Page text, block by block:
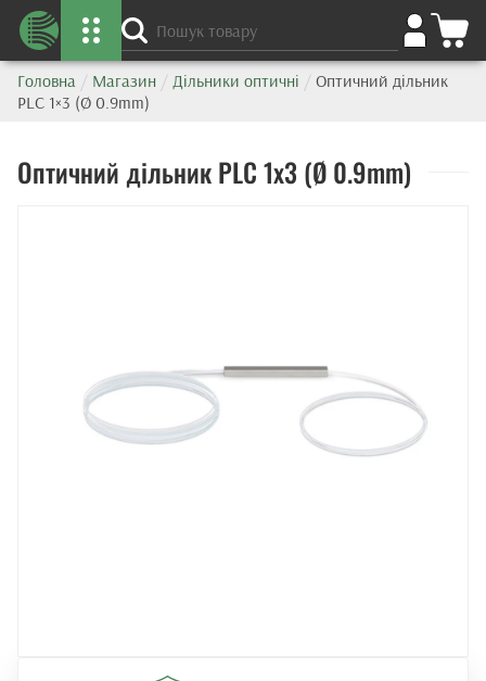
Головна / Магазин / Дільники оптичні / Оптичний дільник
PLC 1×3 (Ø 0.9mm)
Оптичний дільник PLC 1x3 (Ø 0.9mm)